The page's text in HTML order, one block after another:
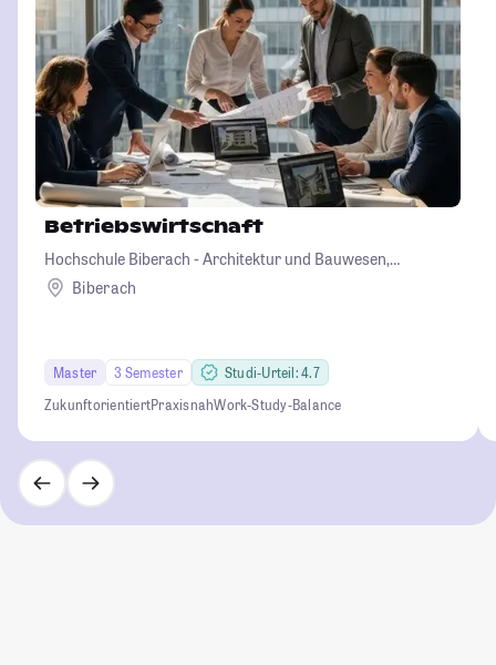
Betriebswirtschaft
Hochschule Biberach - Architektur und Bauwesen,
Betriebswirtschaft und Biotechnologie
Biberach
Master 3 Semester
Studi-Urteil: 4.7
ZukunftorientiertPraxisnahWork-Study-Balance